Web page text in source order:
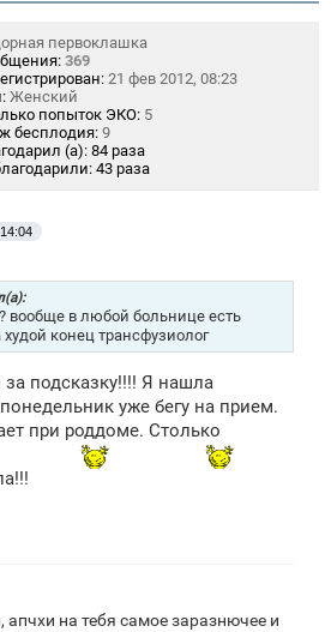
первоклашка
369
21 фев 2012, 08:23
Женский
попыток ЭКО: 5
бесплодия: 9
(а): 84 раза
43 раза
вообще в любой больнице есть
конец трансфузиолог
подсказку!!!! Я нашла
уже бегу на прием.
при роддоме. Столько
на тебя самое заразнючее и